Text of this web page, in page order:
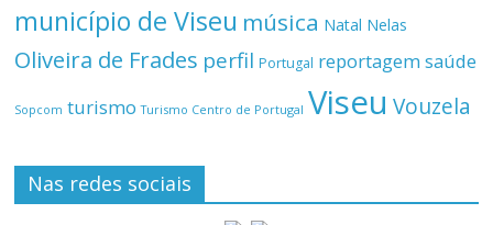
município de Viseu música Natal Nelas
Oliveira de Frades perfil Portugal reportagemsaúde
Sopcom turismo Turismo Centro de Portugal Viseu Vouzela
Nas redes sociais